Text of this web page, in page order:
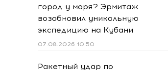
город у моря? Эрмитаж
возобновил уникальную
экспедицию на Кубани
07.08.2026 10:50
Ракетный удар по